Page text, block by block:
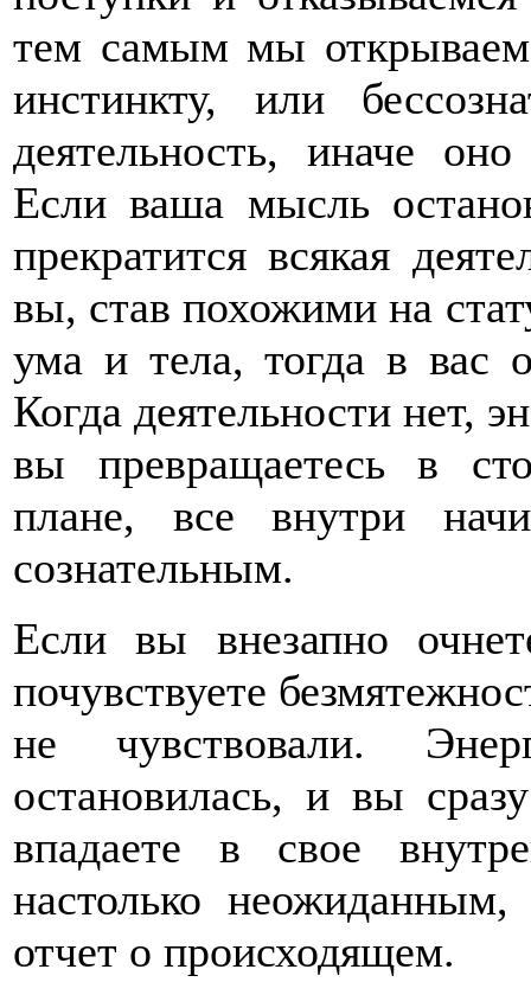
тем самым мы
инстинкту, или
деятельность, иначе
Если ваша мысль
прекратится всякая
вы, став похожими на
ума и тела, тогда в вас
Когда деятельности нет,
вы превращаетесь в
плане, все внутри
сознательным.
Если вы внезапно
почувствуете
не чувствовали.
остановилась, и вы
впадаете в свое
настолько
отчет о происходящем.